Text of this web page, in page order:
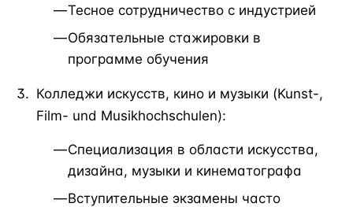
Тесное сотрудничество с индустрией
Обязательные стажировки в
программе обучения
Колледжи искусств, кино и музыки (Kunst-,
Film- und Musikhochschulen):
Специализация в области искусства,
дизайна, музыки и кинематографа
Вступительные экзамены часто